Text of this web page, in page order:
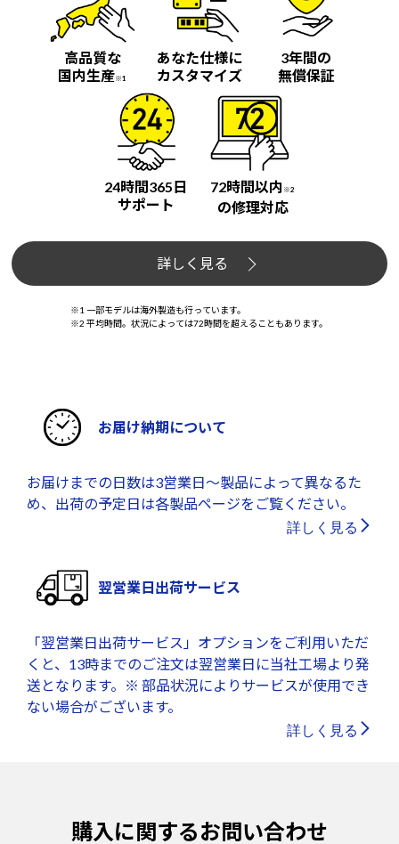
高品質な
国内生産※1
あなた仕様に
カスタマイズ
3年間の
無償保証
24時間365日
サポート
72時間以内 ※2
の修理対応
詳しく見る
※1 一部モデルは海外製造も行っています。
※2 平均時間。状況によっては72時間を超えることもあります。
お届け納期について
お届けまでの日数は3営業日～製品によって異なるた
め、出荷の予定日は各製品ページをご覧ください。
詳しく見る
翌営業日出荷サービス
「翌営業日出荷サービス」オプションをご利用いただ
くと、13時までのご注文は翌営業日に当社工場より発
送となります。※ 部品状況によりサービスが使用でき
ない場合がございます。
詳しく見る
購入に関するお問い合わせ